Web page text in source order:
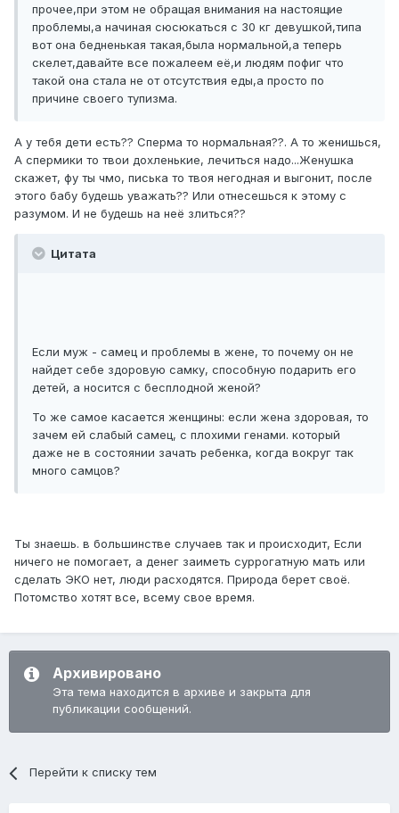
прочее,при этом не обращая внимания на настоящие
проблемы,а начиная сюсюкаться с 30 кг девушкой,типа
вот она бедненькая такая,была нормальной,а теперь
скелет,давайте все пожалеем её,и людям пофиг что
такой она стала не от отсутствия еды,а просто по
причине своего тупизма.
А у тебя дети есть?? Сперма то нормальная??. А то женишься,
А спермики то твои дохленькие, лечиться надо...Женушка
скажет, фу ты чмо, писька то твоя негодная и выгонит, после
этого бабу будешь уважать?? Или отнесешься к этому с
разумом. И не будешь на неё злиться??
Цитата
Если муж - самец и проблемы в жене, то почему он не
найдет себе здоровую самку, способную подарить его
детей, а носится с бесплодной женой?
То же самое касается женщины: если жена здоровая, то
зачем ей слабый самец, с плохими генами. который
даже не в состоянии зачать ребенка, когда вокруг так
много самцов?
Ты знаешь. в большинстве случаев так и происходит, Если
ничего не помогает, а денег заиметь суррогатную мать или
сделать ЭКО нет, люди расходятся. Природа берет своё.
Потомство хотят все, всему свое время.
Архивировано
Эта тема находится в архиве и закрыта для
публикации сообщений.
Перейти к списку тем